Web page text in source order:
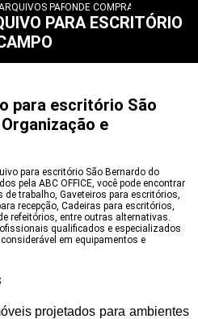
ESCRITORIOSPARA ESCRITORIO
ONDE COMPRAR ARQUIVO
PARA ESCRITÓRIO
para escritório São
e
para escritório São Bernardo do
pela ABC OFFICE, você pode encontrar
trabalho, Gaveteiros para escritórios,
recepção, Cadeiras para escritórios,
refeitórios, entre outras alternativas.
qualificados e especializados
em equipamentos e
projetados para ambientes